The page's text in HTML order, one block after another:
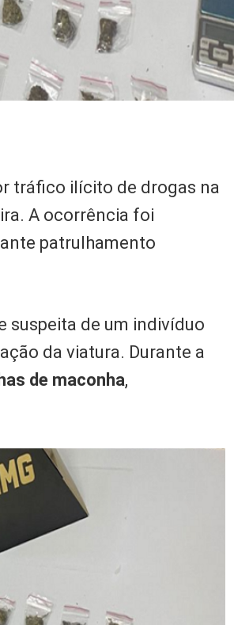
tráfico ilícito de drogas na
A ocorrência foi
patrulhamento
suspeita de um indivíduo
da viatura. Durante a
de maconha,